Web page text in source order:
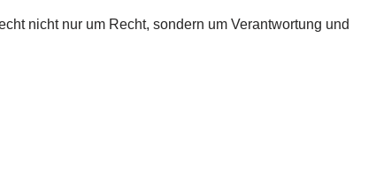
nicht nur um Recht, sondern um Verantwortung und